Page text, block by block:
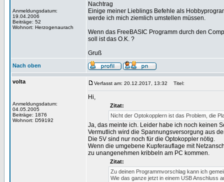
Anmeldungsdatum:
19.04.2006
Beiträge: 52
Wohnort: Herzogenaurach
Nachtrag
Einige meiner Lieblings Befehle als
werde ich mich ziemlich umstellen müssen.
Wenn das FreeBASIC Programm durch den
soll ist das O.K. ?
Gruß
Nach oben
volta
Anmeldungsdatum:
04.05.2005
Beiträge: 1876
Wohnort: D59192
Verfasst am: 20.12.2017, 13:32 Titel:
Hi,
Zitat:
Nicht der Optokopplern ist das Problem, die
Ja, das meinte ich. Leider habe ich noch keinen
Vermutlich wird die Spannungsversorgung aus
Die 5V sind nur noch für die Optokoppler nötig.
Wenn die umgebene Kupferauflage mit
zu unangenehmen kribbeln am PC kommen.
Zitat:
Zu deinen Programmvorschlag kann ich
Wie das ganze jetzt in einem USB Anschluss